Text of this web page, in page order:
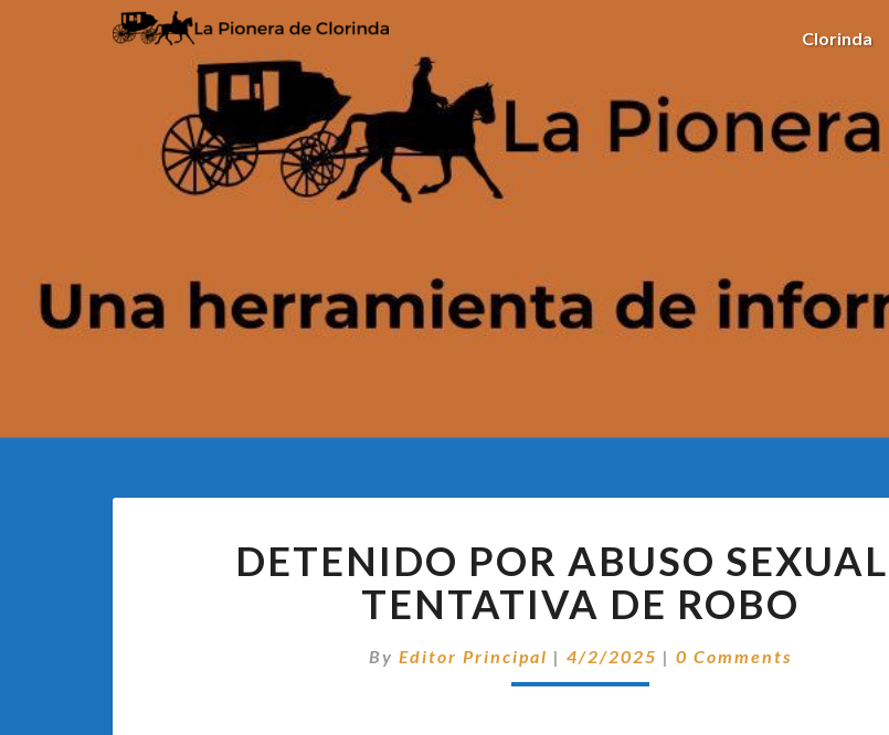
Clorinda
POR
ABUSO
SEXUAL
TENTATIVA
DETENIDO POR ABUSO
TENTATIVA DE ROBO
ByEditor Principal |4/2/2025 |Comentarios
0 Comments